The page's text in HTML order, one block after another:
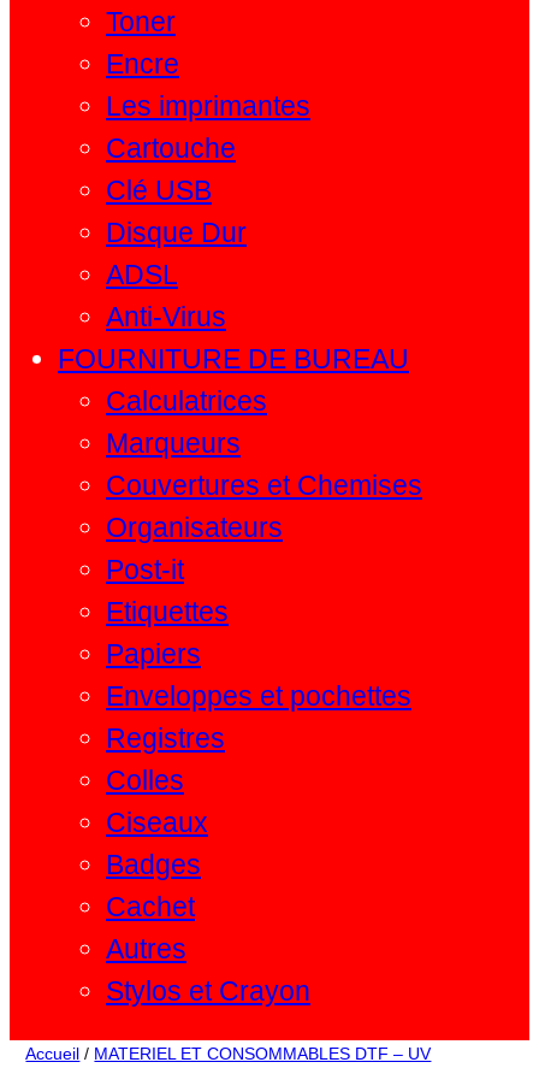
Toner
Encre
Les imprimantes
Cartouche
Clé USB
Disque Dur
ADSL
Anti-Virus
FOURNITURE DE BUREAU
Calculatrices
Marqueurs
Couvertures et Chemises
Organisateurs
Post-it
Etiquettes
Papiers
Enveloppes et pochettes
Registres
Colles
Ciseaux
Badges
Cachet
Autres
Stylos et Crayon
Accueil / MATERIEL ET CONSOMMABLES DTF – UV